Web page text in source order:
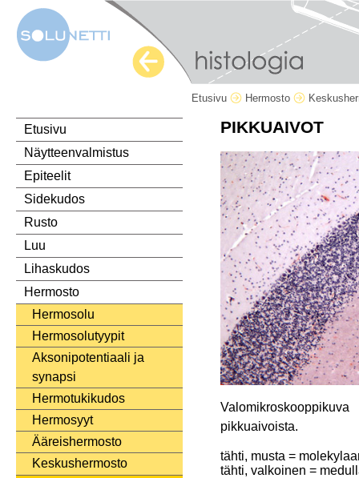
Etusivu Hermosto
Etusivu
Näytteenvalmistus
Epiteelit
Sidekudos
Rusto
Luu
Lihaskudos
Hermosto
Hermosolu
Hermosolutyypit
Aksonipotentiaali ja
synapsi
Hermotukikudos
Hermosyyt
Ääreishermosto
Keskushermosto
PIKKUAIVOT
pikkuaivoista.
tähti, musta =
tähti, valkoinen =